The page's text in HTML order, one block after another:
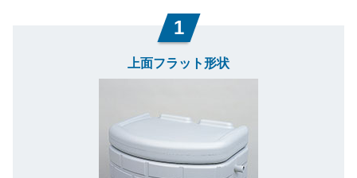
1
上面フラット形状